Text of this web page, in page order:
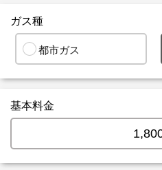
ガス種
都市ガス
基本料金